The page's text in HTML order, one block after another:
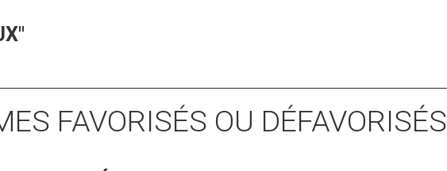
FAVORISÉS OU DÉFAVORISÉS